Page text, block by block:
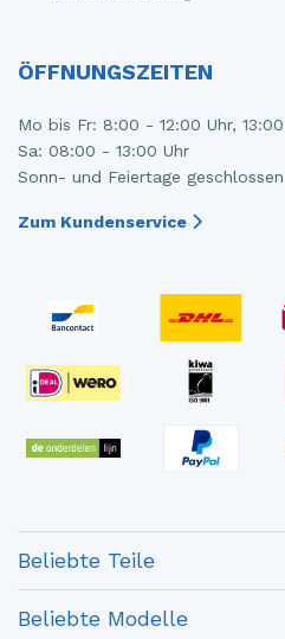
ÖFFNUNGSZEITEN
Mo bis Fr: 8:00 - 12:00 Uhr,
Sa: 08:00 - 13:00 Uhr
Sonn- und Feiertage geschlossen
Zum Kundenservice
Beliebte Teile
Beliebte Modelle